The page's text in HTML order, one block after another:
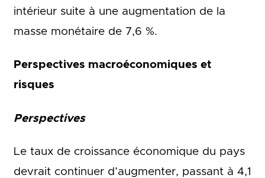
intérieur suite à une augmentation de la
masse monétaire de 7,6 %.
Perspectives macroéconomiques et
risques
Perspectives
Le taux de croissance économique du pays
devrait continuer d’augmenter, passant à 4,1